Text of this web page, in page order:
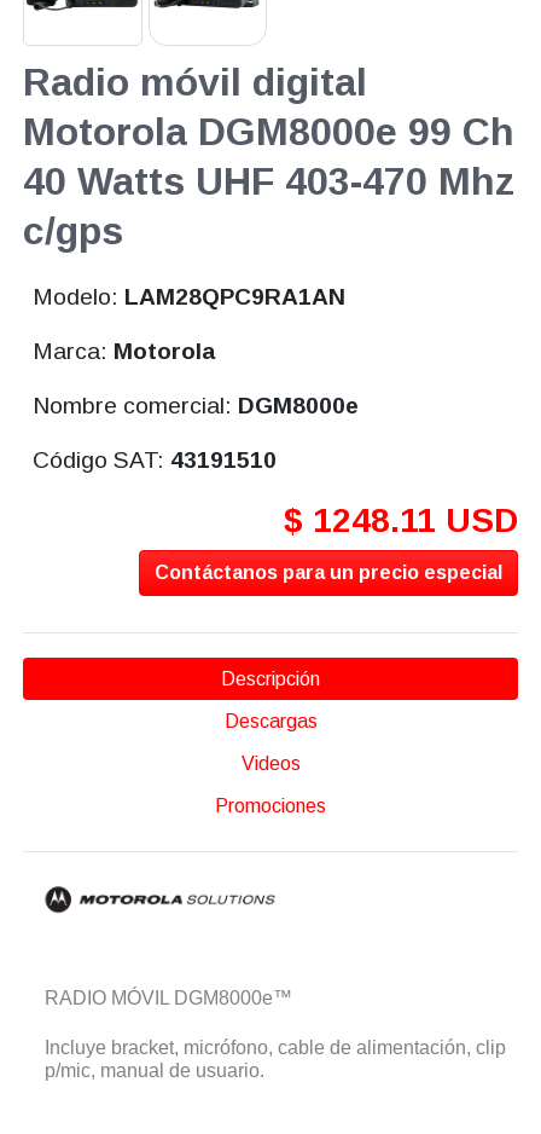
Radio móvil digital
Motorola DGM8000e 99 Ch
40 Watts UHF 403-470 Mhz
c/gps
Modelo: LAM28QPC9RA1AN
Marca: Motorola
Nombre comercial: DGM8000e
Código SAT: 43191510
$ 1248.11 USD
Contáctanos para un precio especial
Descripción
Descargas
Videos
Promociones
RADIO MÓVIL DGM8000e™
Incluye bracket, micrófono, cable de alimentación, clip
p/mic, manual de usuario.